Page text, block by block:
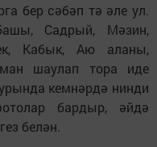
бер сәбәп тә әле ул.
Садрый, Мәзин,
Кабык, Аю аланы,
шаулап тора иде
кемнәрдә нинди
бардыр, әйдә
белән.